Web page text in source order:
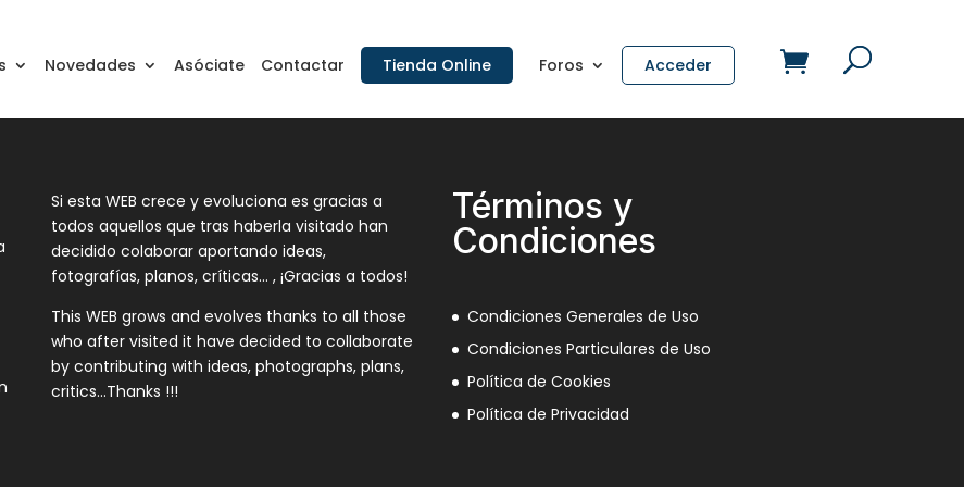
Novedades Asóciate Contactar Tienda Online Foros Acceder
Si esta WEB crece y evoluciona es gracias a
todos aquellos que tras haberla visitado han
decidido colaborar aportando ideas,
fotografías, planos, críticas… , ¡Gracias a todos!
This WEB grows and evolves thanks to all those
who after visited it have decided to collaborate
by contributing with ideas, photographs, plans,
critics…Thanks !!!
Términos y
Condiciones
Condiciones Generales de Uso
Condiciones Particulares de Uso
Política de Cookies
Política de Privacidad